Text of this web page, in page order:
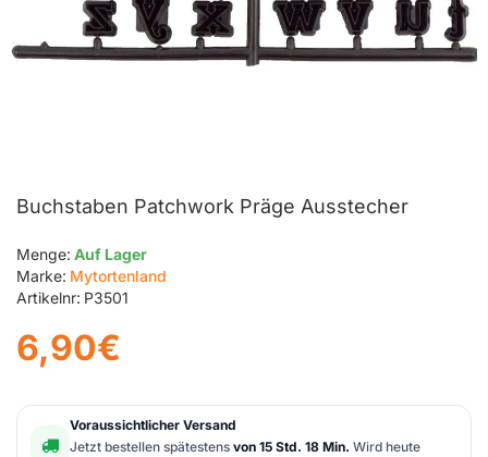
Buchstaben Patchwork Präge Ausstecher
Menge: Auf Lager
Marke: Mytortenland
Artikelnr: P3501
6,90€
Voraussichtlicher Versand
Jetzt bestellen spätestens von 15 Std. 18 Min. Wird heute